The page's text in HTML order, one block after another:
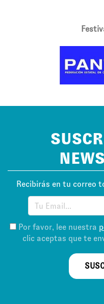
Recibirás en tu correo
Por favor, lee nuestra
clic aceptas que te